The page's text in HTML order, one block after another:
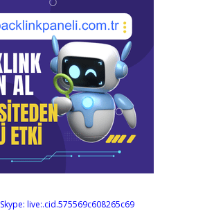
Skype: live:.cid.575569c608265c69